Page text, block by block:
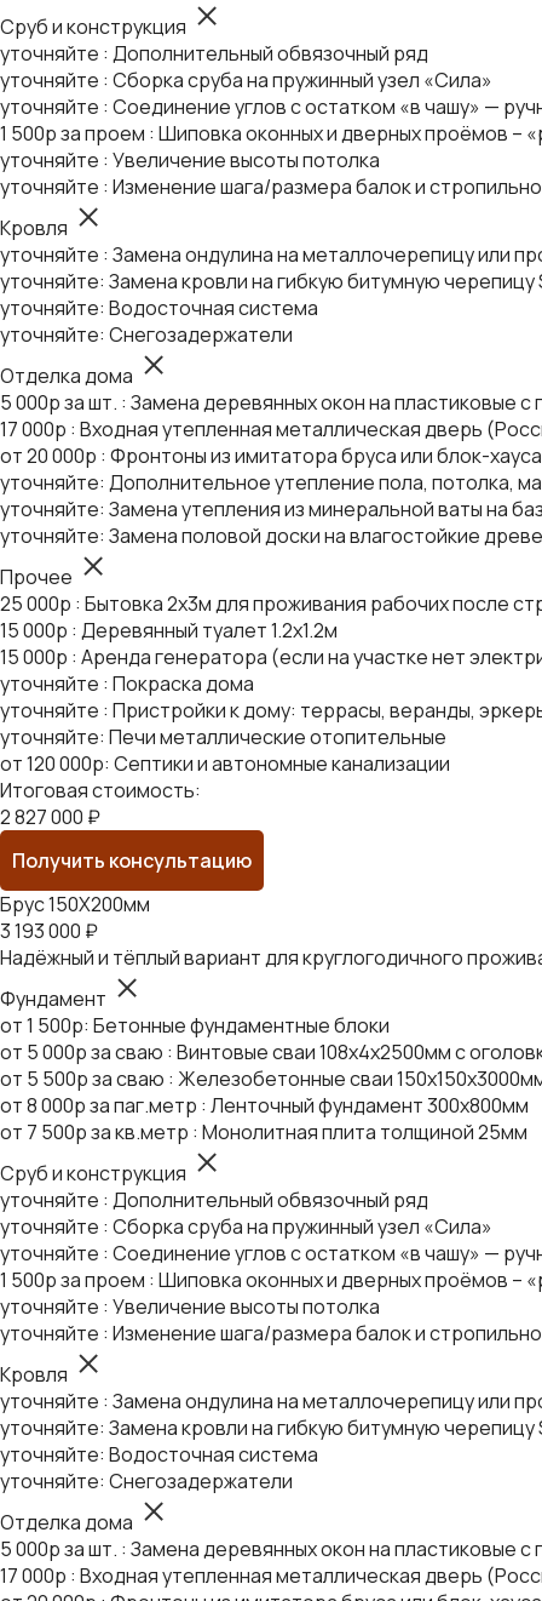
Сруб и конструкция
уточняйте : Дополнительный обвязочный ряд
уточняйте : Сборка сруба на пружинный узел «Сила»
уточняйте : Соединение углов с остатком «в чашу» —
1 500р за проем : Шиповка оконных и дверных проёмов –
уточняйте : Увеличение высоты потолка
уточняйте : Изменение шага/размера балок и
Кровля
уточняйте : Замена ондулина на металлочерепицу или
уточняйте: Замена кровли на гибкую битумную черепицу
уточняйте: Водосточная система
уточняйте: Снегозадержатели
Отделка дома
5 000р за шт. : Замена деревянных окон на пластиковые
17 000р : Входная утепленная металлическая дверь
от 20 000р : Фронтоны из имитатора бруса или блок-хауса
уточняйте: Дополнительное утепление пола, потолка,
уточняйте: Замена утепления из минеральной ваты на
уточняйте: Замена половой доски на влагостойкие
Прочее
25 000р : Бытовка 2х3м для проживания рабочих после
15 000р : Деревянный туалет 1.2х1.2м
15 000р : Аренда генератора (если на участке нет
уточняйте : Покраска дома
уточняйте : Пристройки к дому: террасы, веранды,
уточняйте: Печи металлические отопительные
от 120 000р: Септики и автономные канализации
Итоговая стоимость:
2 827 000 ₽
Получить консультацию
Брус 150Х200мм
3 193 000 ₽
Надёжный и тёплый вариант для круглогодичного
Фундамент
от 1 500р: Бетонные фундаментные блоки
от 5 000р за сваю : Винтовые сваи 108х4х2500мм с
от 5 500р за сваю : Железобетонные сваи
от 8 000р за паг.метр : Ленточный фундамент 300х800мм
от 7 500р за кв.метр : Монолитная плита толщиной 25мм
Сруб и конструкция
уточняйте : Дополнительный обвязочный ряд
уточняйте : Сборка сруба на пружинный узел «Сила»
уточняйте : Соединение углов с остатком «в чашу» —
1 500р за проем : Шиповка оконных и дверных проёмов –
уточняйте : Увеличение высоты потолка
уточняйте : Изменение шага/размера балок и
Кровля
уточняйте : Замена ондулина на металлочерепицу или
уточняйте: Замена кровли на гибкую битумную черепицу
уточняйте: Водосточная система
уточняйте: Снегозадержатели
Отделка дома
5 000р за шт. : Замена деревянных окон на пластиковые
17 000р : Входная утепленная металлическая дверь